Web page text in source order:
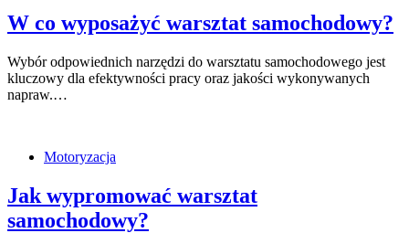
W co wyposażyć warsztat samochodowy?
Wybór odpowiednich narzędzi do warsztatu samochodowego jest
kluczowy dla efektywności pracy oraz jakości wykonywanych
napraw.…
Motoryzacja
Jak wypromować warsztat
samochodowy?